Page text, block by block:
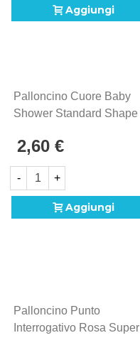
Aggiungi
Palloncino Cuore Baby
Shower Standard Shape
2,60 €
- +
Aggiungi
Palloncino Punto
Interrogativo Rosa Super